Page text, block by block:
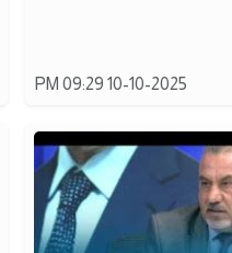
10-10-2025 09:29 PM